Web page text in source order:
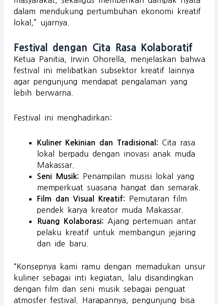
dalam mendukung pertumbuhan ekonomi kreatif
lokal,” ujarnya.
Festival dengan Cita Rasa Kolaboratif
Ketua Panitia, Irwin Ohorella, menjelaskan bahwa
festival ini melibatkan subsektor kreatif lainnya
agar pengunjung mendapat pengalaman yang
lebih berwarna.
Festival ini menghadirkan:
Kuliner Kekinian dan Tradisional: Cita rasa
lokal berpadu dengan inovasi anak muda
Makassar.
Seni Musik: Penampilan musisi lokal yang
memperkuat suasana hangat dan semarak.
Film dan Visual Kreatif: Pemutaran film
pendek karya kreator muda Makassar.
Ruang Kolaborasi: Ajang pertemuan antar
pelaku kreatif untuk membangun jejaring
dan ide baru.
“Konsepnya kami ramu dengan memadukan unsur
kuliner sebagai inti kegiatan, lalu disandingkan
dengan film dan seni musik sebagai penguat
atmosfer festival. Harapannya, pengunjung bisa